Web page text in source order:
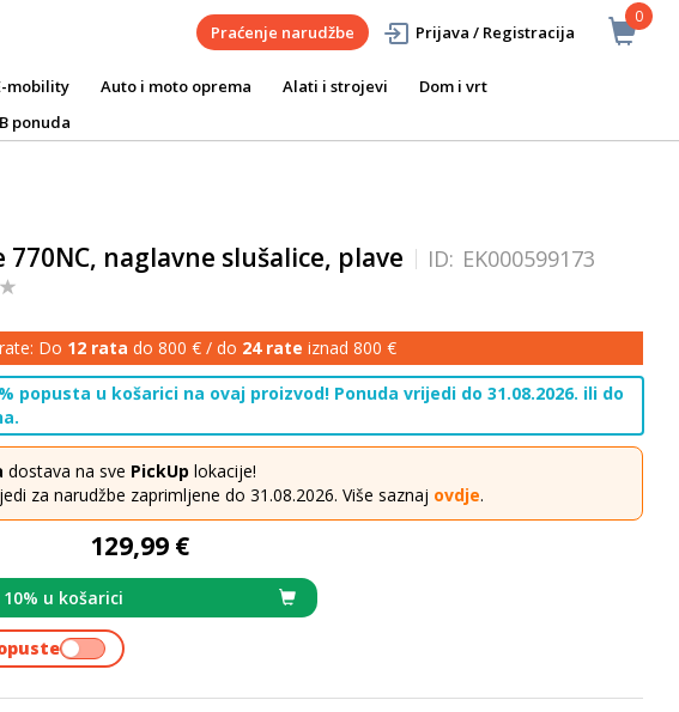
0
Praćenje narudžbe Prijava / Registracija
mobility Auto i moto oprema Alati i strojevi
Dom i vrt
ponuda
770NC, naglavne slušalice, plave ID: EK000599173
Do 12 rata do 800 € / do 24 rate iznad 800 €
popusta u košarici na ovaj proizvod! Ponuda vrijedi do 31.08.2026. ili do
dostava na sve PickUp lokacije!
za narudžbe zaprimljene do 31.08.2026. Više saznaj ovdje.
129,99 €
u košarici